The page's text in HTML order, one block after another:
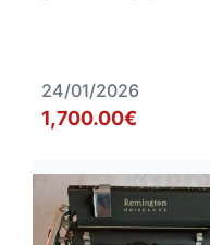
24/01/2026
1,700.00€